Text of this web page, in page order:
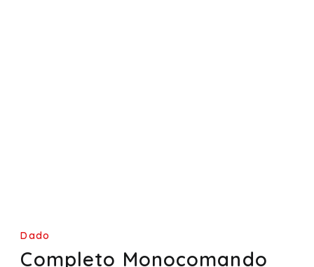
Dado
Completo Monocomando